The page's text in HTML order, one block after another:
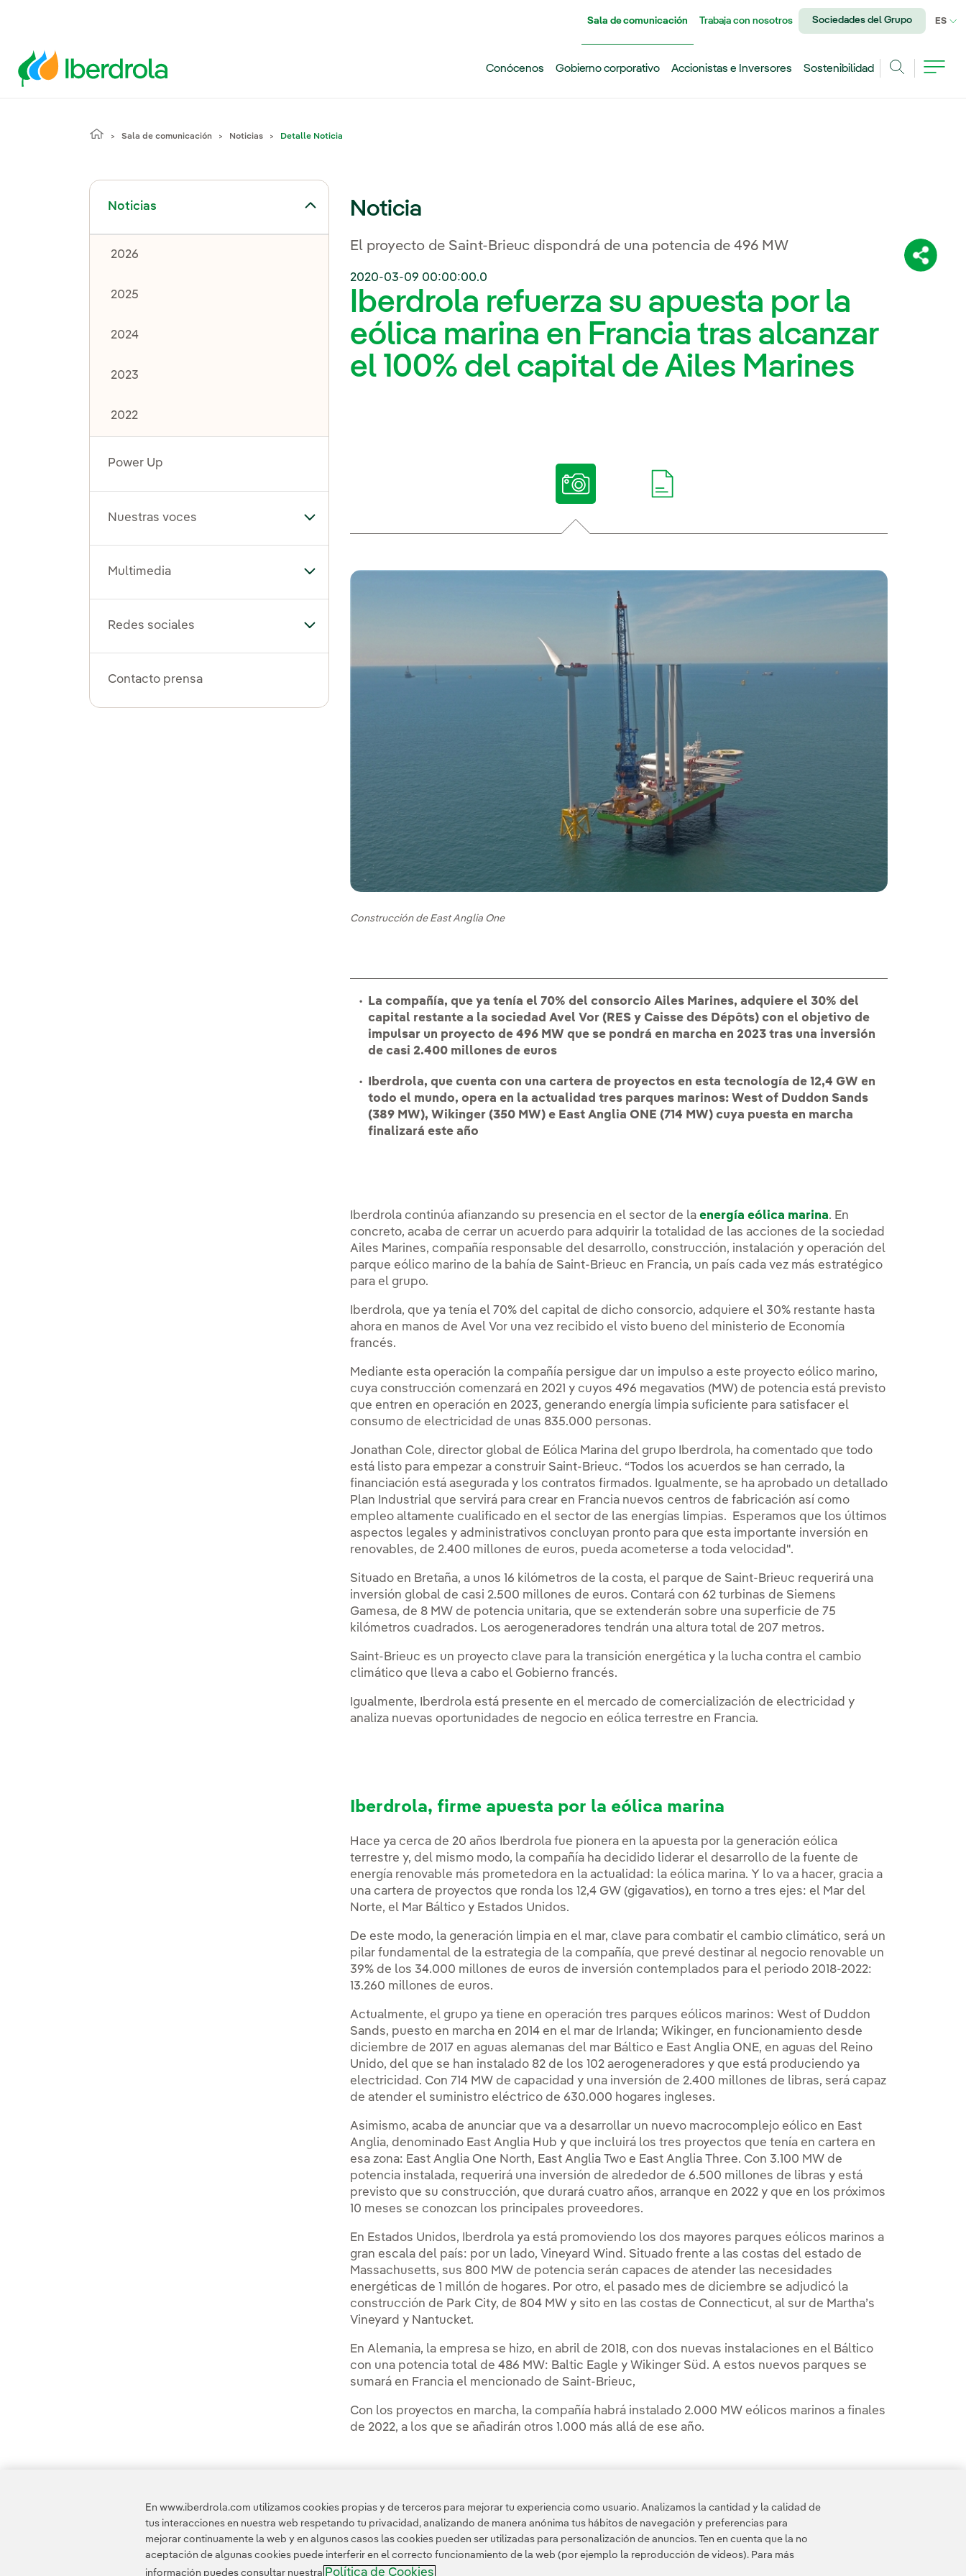
Sala de comunicación Trabaja con nosotros Sociedades del Grupo ES
Conócenos Gobierno corporativo Accionistas e Inversores
Sostenibilidad
Sala de comunicación Noticias Detalle Noticia
Noticias
Alternar el submenú para Noticias
2026
2025
2024
2023
2022
Power Up
Nuestras voces Alternar el submenú para Nuestras voces
Multimedia Alternar el submenú para Multimedia
Redes sociales Alternar el submenú para Redes sociales
Contacto prensa
Noticia
El proyecto de Saint-Brieuc dispondrá de una potencia de 496 MW
2020-03-09 00:00:00.0
Iberdrola refuerza su apuesta por la
eólica marina en Francia tras alcanzar
el 100% del capital de Ailes Marines
Construcción de East Anglia One
La compañía, que ya tenía el 70% del consorcio Ailes Marines, adquiere el 30% del
capital restante a la sociedad Avel Vor (RES y Caisse des Dépôts) con el objetivo de
impulsar un proyecto de 496 MW que se pondrá en marcha en 2023 tras una inversión
de casi 2.400 millones de euros
Iberdrola, que cuenta con una cartera de proyectos en esta tecnología de 12,4 GW en
todo el mundo, opera en la actualidad tres parques marinos: West of Duddon Sands
(389 MW), Wikinger (350 MW) e East Anglia ONE (714 MW) cuya puesta en marcha
finalizará este año
Iberdrola continúa afianzando su presencia en el sector de laenergía eólica marina. En
concreto, acaba de cerrar un acuerdo para adquirir la totalidad de las acciones de la sociedad
Ailes Marines, compañía responsable del desarrollo, construcción, instalación y operación del
parque eólico marino de la bahía de Saint-Brieuc en Francia, un país cada vez más estratégico
para el grupo.
Iberdrola, que ya tenía el 70% del capital de dicho consorcio, adquiere el 30% restante hasta
ahora en manos de Avel Vor una vez recibido el visto bueno del ministerio de Economía
francés.
Mediante esta operación la compañía persigue dar un impulso a este proyecto eólico marino,
cuya construcción comenzará en 2021 y cuyos 496 megavatios (MW) de potencia está previsto
que entren en operación en 2023, generando energía limpia suficiente para satisfacer el
consumo de electricidad de unas 835.000 personas.
Jonathan Cole, director global de Eólica Marina del grupo Iberdrola, ha comentado que todo
está listo para empezar a construir Saint-Brieuc. “Todos los acuerdos se han cerrado, la
financiación está asegurada y los contratos firmados. Igualmente, se ha aprobado un detallado
Plan Industrial que servirá para crear en Francia nuevos centros de fabricación así como
empleo altamente cualificado en el sector de las energías limpias. Esperamos que los últimos
aspectos legales y administrativos concluyan pronto para que esta importante inversión en
renovables, de 2.400 millones de euros, pueda acometerse a toda velocidad".
Situado en Bretaña, a unos 16 kilómetros de la costa, el parque de Saint-Brieuc requerirá una
inversión global de casi 2.500 millones de euros. Contará con 62 turbinas de Siemens
Gamesa, de 8 MW de potencia unitaria, que se extenderán sobre una superficie de 75
kilómetros cuadrados. Los aerogeneradores tendrán una altura total de 207 metros.
Saint-Brieuc es un proyecto clave para la transición energética y la lucha contra el cambio
climático que lleva a cabo el Gobierno francés.
Igualmente, Iberdrola está presente en el mercado de comercialización de electricidad y
analiza nuevas oportunidades de negocio en eólica terrestre en Francia.
Iberdrola, firme apuesta por la eólica marina
Hace ya cerca de 20 años Iberdrola fue pionera en la apuesta por la generación eólica
terrestre y, del mismo modo, la compañía ha decidido liderar el desarrollo de la fuente de
energía renovable más prometedora en la actualidad: la eólica marina. Y lo va a hacer, gracia a
una cartera de proyectos que ronda los 12,4 GW (gigavatios), en torno a tres ejes: el Mar del
Norte, el Mar Báltico y Estados Unidos.
De este modo, la generación limpia en el mar, clave para combatir el cambio climático, será un
pilar fundamental de la estrategia de la compañía, que prevé destinar al negocio renovable un
39% de los 34.000 millones de euros de inversión contemplados para el periodo 2018-2022:
13.260 millones de euros.
Actualmente, el grupo ya tiene en operación tres parques eólicos marinos: West of Duddon
Sands, puesto en marcha en 2014 en el mar de Irlanda; Wikinger, en funcionamiento desde
diciembre de 2017 en aguas alemanas del mar Báltico e East Anglia ONE, en aguas del Reino
Unido, del que se han instalado 82 de los 102 aerogeneradores y que está produciendo ya
electricidad. Con 714 MW de capacidad y una inversión de 2.400 millones de libras, será capaz
de atender el suministro eléctrico de 630.000 hogares ingleses.
Asimismo, acaba de anunciar que va a desarrollar un nuevo macrocomplejo eólico en East
Anglia, denominado East Anglia Hub y que incluirá los tres proyectos que tenía en cartera en
esa zona: East Anglia One North, East Anglia Two e East Anglia Three. Con 3.100 MW de
potencia instalada, requerirá una inversión de alrededor de 6.500 millones de libras y está
previsto que su construcción, que durará cuatro años, arranque en 2022 y que en los próximos
10 meses se conozcan los principales proveedores.
En Estados Unidos, Iberdrola ya está promoviendo los dos mayores parques eólicos marinos a
gran escala del país: por un lado, Vineyard Wind. Situado frente a las costas del estado de
Massachusetts, sus 800 MW de potencia serán capaces de atender las necesidades
energéticas de 1 millón de hogares. Por otro, el pasado mes de diciembre se adjudicó la
construcción de Park City, de 804 MW y sito en las costas de Connecticut, al sur de Martha’s
Vineyard y Nantucket.
En Alemania, la empresa se hizo, en abril de 2018, con dos nuevas instalaciones en el Báltico
con una potencia total de 486 MW: Baltic Eagle y Wikinger Süd. A estos nuevos parques se
sumará en Francia el mencionado de Saint-Brieuc,
Con los proyectos en marcha, la compañía habrá instalado 2.000 MW eólicos marinos a finales
de 2022, a los que se añadirán otros 1.000 más allá de ese año.
Acceso a información legal
En www.iberdrola.com utilizamos cookies propias y de terceros para mejorar tu experiencia como usuario. Analizamos la cantidad y la calidad de
tus interacciones en nuestra web respetando tu privacidad, analizando de manera anónima tus hábitos de navegación y preferencias para
mejorar continuamente la web y en algunos casos las cookies pueden ser utilizadas para personalización de anuncios. Ten en cuenta que la no
aceptación de algunas cookies puede interferir en el correcto funcionamiento de la web (por ejemplo la reproducción de videos). Para más
información puedes consultar nuestra Política de Cookies